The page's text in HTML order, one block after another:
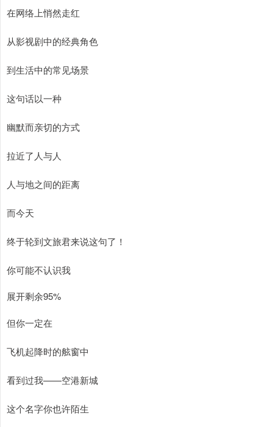
在网络上悄然走红
从影视剧中的经典角色
到生活中的常见场景
这句话以一种
幽默而亲切的方式
拉近了人与人
人与地之间的距离
而今天
终于轮到文旅君来说这句了！
你可能不认识我
展开剩余95%
但你一定在
飞机起降时的舷窗中
看到过我——空港新城
这个名字你也许陌生